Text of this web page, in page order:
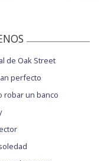
de Oak Street
perfecto
robar un banco